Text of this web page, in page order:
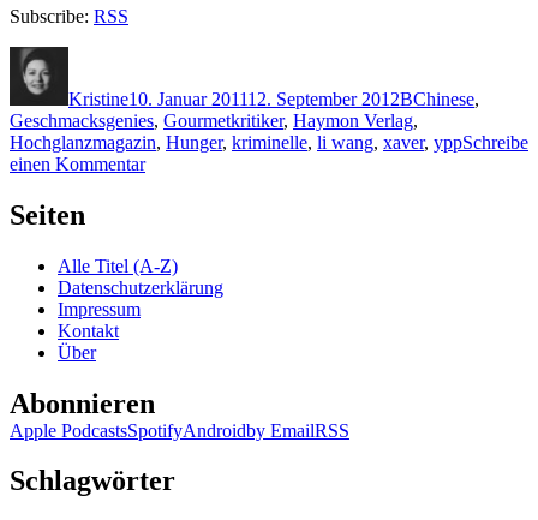
Subscribe: RSS
Kristine10. Januar 201112. September 2012BChinese,
Geschmacksgenies, Gourmetkritiker, Haymon Verlag,
Hochglanzmagazin, Hunger, kriminelle, li wang, xaver, yppSchreibe
einen Kommentarzu
–
Der
Seiten
Alle Titel (A-Z)
Datenschutzerklärung
Impressum
Kontakt
Über
Abonnieren
Apple PodcastsSpotifyAndroidby EmailRSS
Schlagwörter